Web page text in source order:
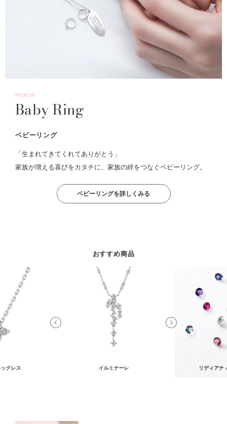
PICKUP
Baby Ring
ベビーリング
「生まれてきてくれてありがとう」
家族が増える喜びをカタチに、家族の絆をつなぐベビーリング。
ベビーリングを詳しくみる
おすすめ商品
クレス イルミナーレ リディアナ